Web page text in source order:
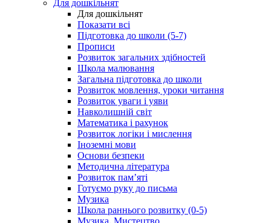
Для дошкільнят
Для дошкільнят
Показати всі
Підготовка до школи (5-7)
Прописи
Розвиток загальних здібностей
Школа малювання
Загальна підготовка до школи
Розвиток мовлення, уроки читання
Розвиток уваги і уяви
Навколишній світ
Математика і рахунок
Розвиток логіки і мислення
Іноземні мови
Основи безпеки
Методична література
Розвиток пам’яті
Готуємо руку до письма
Музика
Школа раннього розвитку (0-5)
Музика. Мистецтво